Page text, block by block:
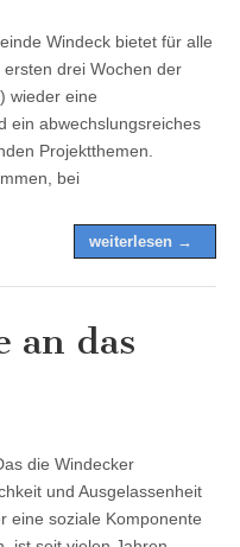
Windeck bietet für alle
drei Wochen der
wieder eine
ein abwechslungsreiches
Projektthemen.
bei
weiterlesen →
an das
die Windecker
und Ausgelassenheit
eine soziale Komponente